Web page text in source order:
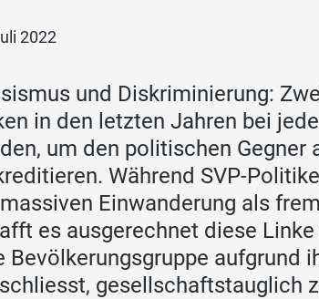
2022
und Diskriminierung:
in den letzten Jahren bei
um den politischen Gegner
Während SVP-
Einwanderung als
es ausgerechnet diese
Bevölkerungsgruppe aufgrund
gesellschaftstauglich